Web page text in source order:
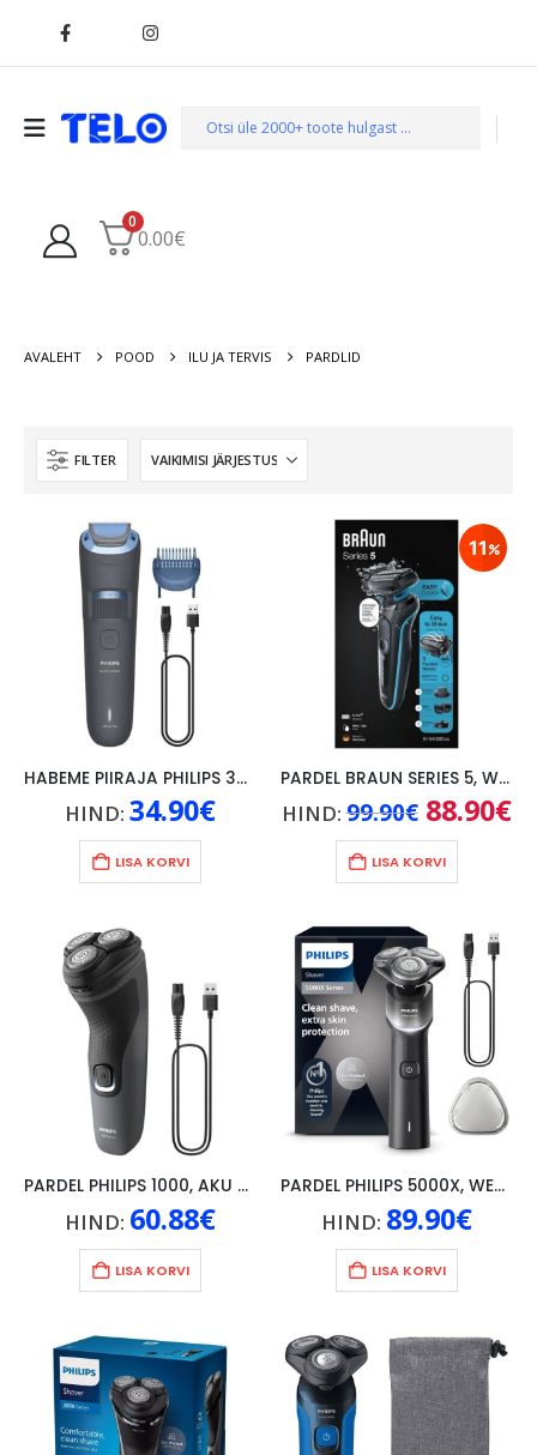
0
0.00€
AVALEHT POOD ILU JA TERVIS PARDLID
FILTER
HABEME PIIRAJA PHILIPS 3000 SERIES
HIND: 34.90€
LISA KORVI
11
PARDEL BRAUN SERIES 5, WET/DRY, MUST
HIND:99.90€ Algne
hind
oli:
99.90€.
88.90€
LISA KORVI
PARDEL PHILIPS 1000, AKU 8H, HALL
HIND: 60.88€
LISA KORVI
PARDEL PHILIPS 5000X, WET/DRY, PUUDUB LAADIMISADAPTER, MUST
HIND: 89.90€
LISA KORVI